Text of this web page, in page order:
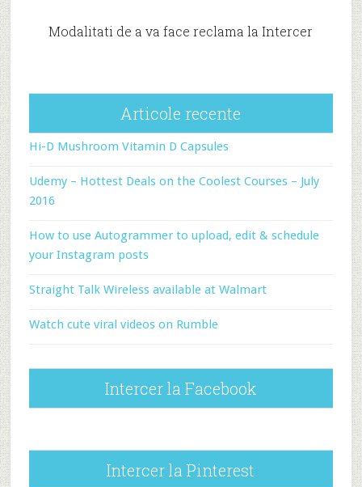
Modalitati de a va face reclama la Intercer
Articole recente
Hi-D Mushroom Vitamin D Capsules
Udemy – Hottest Deals on the Coolest Courses – July
2016
How to use Autogrammer to upload, edit & schedule
your Instagram posts
Straight Talk Wireless available at Walmart
Watch cute viral videos on Rumble
Intercer la Facebook
Intercer la Pinterest